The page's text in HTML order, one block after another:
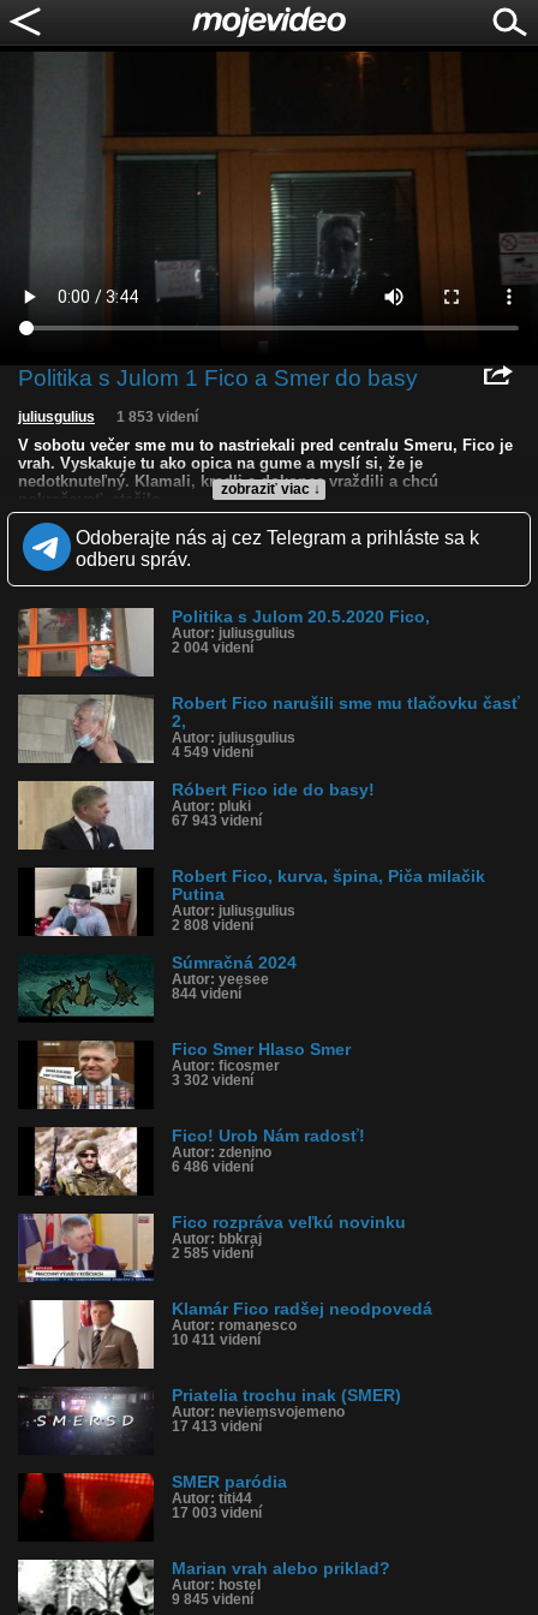
Politika s Julom 1 Fico a Smer do basy
zobraziť viac ↓
juliusgulius 1 853 videní
V sobotu večer sme mu to nastriekali pred centralu Smeru, Fico je
vrah. Vyskakuje tu ako opica na gume a myslí si, že je
nedotknuteľný. Klamali, kradli a dokonca vraždili a chcú
pokračovať, stačilo.
Kvalita: Full HD HD NQ
LQ
Zverejnené: 3.5.2020 19:13
Komentárov: 3
Dľžka: 3:44
Kategória: ľudia
Tagy: fico, súmračná, vrah, kriminálnik, korupcia
História sledovanosti videa:
Odoberajte nás aj cez Telegram a prihláste sa k
odberu správ.
Politika s Julom 20.5.2020 Fico,
Autor: juliusgulius
2 004 videní
Robert Fico narušili sme mu tlačovku časť
2,
Autor: juliusgulius
4 549 videní
Róbert Fico ide do basy!
Autor: pluki
67 943 videní
Robert Fico, kurva, špina, Piča milačik
Putina
Autor: juliusgulius
2 808 videní
Súmračná 2024
Autor: yeesee
844 videní
Fico Smer Hlaso Smer
Autor: ficosmer
3 302 videní
Fico! Urob Nám radosť!
Autor: zdenino
6 486 videní
Fico rozpráva veľkú novinku
Autor: bbkraj
2 585 videní
Klamár Fico radšej neodpovedá
Autor: romanesco
10 411 videní
Priatelia trochu inak (SMER)
Autor: neviemsvojemeno
17 413 videní
SMER paródia
Autor: titi44
17 003 videní
Marian vrah alebo priklad?
Autor: hostel
9 845 videní